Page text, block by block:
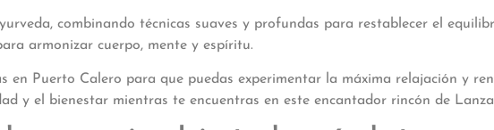
combinando técnicas suaves y profundas para restablecer el
armonizar cuerpo, mente y espíritu.
en Puerto Calero para que puedas experimentar la máxima relajación y
y el bienestar mientras te encuentras en este encantador rincón de